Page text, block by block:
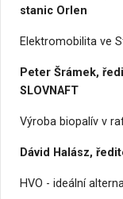
stanic Orlen
Elektromobilita ve
Peter Šrámek,
SLOVNAFT
Výroba biopalív v
Dávid Halász,
HVO - ideální